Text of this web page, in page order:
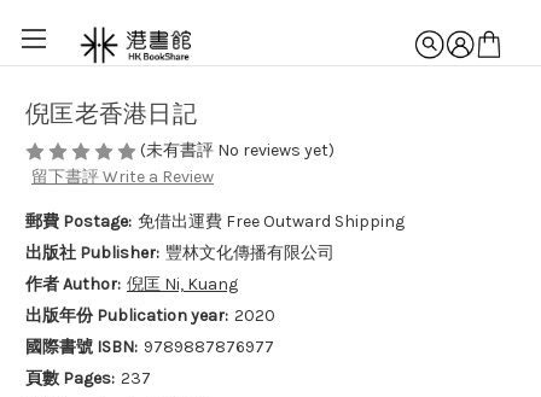
倪匡老香港日記
(未有書評 No reviews yet)
留下書評 Write a Review
郵費 Postage: 免借出運費 Free Outward Shipping
出版社 Publisher: 豐林文化傳播有限公司
作者 Author: 倪匡 Ni, Kuang
出版年份 Publication year: 2020
國際書號 ISBN: 9789887876977
頁數 Pages: 237